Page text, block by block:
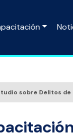
sobre Delitos